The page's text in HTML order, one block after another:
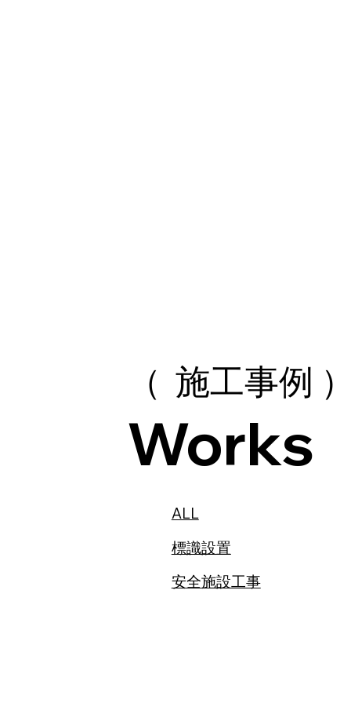
（ 施工事例
Works
ALL
標識設置
安全施設工事